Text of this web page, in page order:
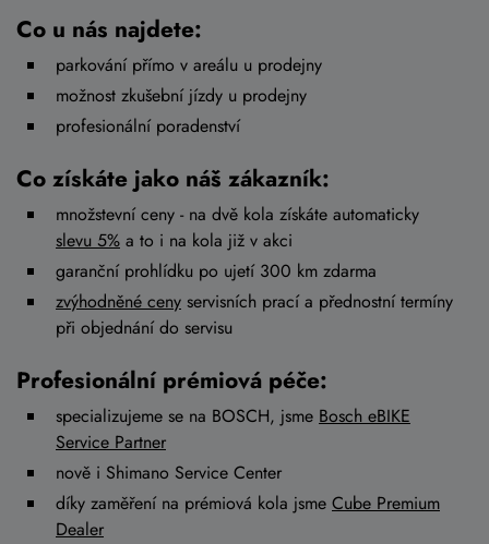
Co u nás najdete:
parkování přímo v areálu u prodejny
možnost zkušební jízdy u prodejny
profesionální poradenství
Co získáte jako náš zákazník:
množstevní ceny - na dvě kola získáte automaticky
slevu 5% a to i na kola již v akci
garanční prohlídku po ujetí 300 km zdarma
zvýhodněné ceny servisních prací a přednostní termíny
při objednání do servisu
Profesionální prémiová péče:
specializujeme se na BOSCH, jsme Bosch eBIKE
Service Partner
nově i Shimano Service Center
díky zaměření na prémiová kola jsme Cube Premium
Dealer